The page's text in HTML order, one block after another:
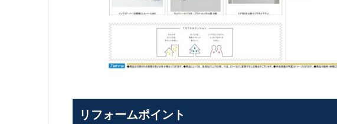
リフォームポイント